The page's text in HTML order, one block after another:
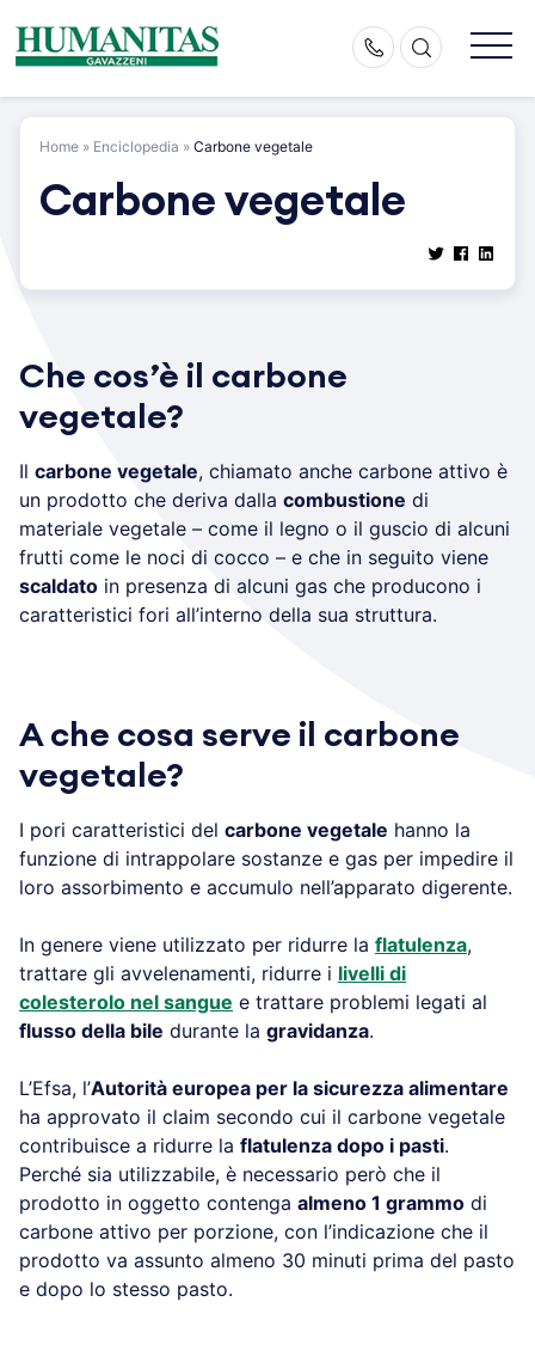
content
Home » Enciclopedia » Carbone vegetale
Carbone vegetale
Che cos’è il carbone
vegetale?
Il carbone vegetale, chiamato anche carbone attivo è
un prodotto che deriva dalla combustione di
materiale vegetale – come il legno o il guscio di alcuni
frutti come le noci di cocco – e che in seguito viene
scaldato in presenza di alcuni gas che producono i
caratteristici fori all’interno della sua struttura.
A che cosa serve il carbone
vegetale?
I pori caratteristici del carbone vegetale hanno la
funzione di intrappolare sostanze e gas per impedire il
loro assorbimento e accumulo nell’apparato digerente.
In genere viene utilizzato per ridurre la flatulenza,
trattare gli avvelenamenti, ridurre i livelli di
colesterolo nel sangue e trattare problemi legati al
flusso della bile durante la gravidanza.
L’Efsa, l’Autorità europea per la sicurezza alimentare
ha approvato il claim secondo cui il carbone vegetale
contribuisce a ridurre la flatulenza dopo i pasti.
Perché sia utilizzabile, è necessario però che il
prodotto in oggetto contenga almeno 1 grammo di
carbone attivo per porzione, con l’indicazione che il
prodotto va assunto almeno 30 minuti prima del pasto
e dopo lo stesso pasto.